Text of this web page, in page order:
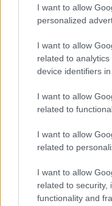
I want to allow
personalized
I want to allow
related to
device identifiers in
I want to allow
related to
I want to allow
related to
I want to allow
related to security,
functionality and
anni e mezzo di
Gorazde e
tutta l’Europa i
serbi, quelli per cui
locali, Karadzic e
all’Aja. L’intervento
avvenuto con il
Milosevic ad
La pace fu più che
Milosevic, dal 1997